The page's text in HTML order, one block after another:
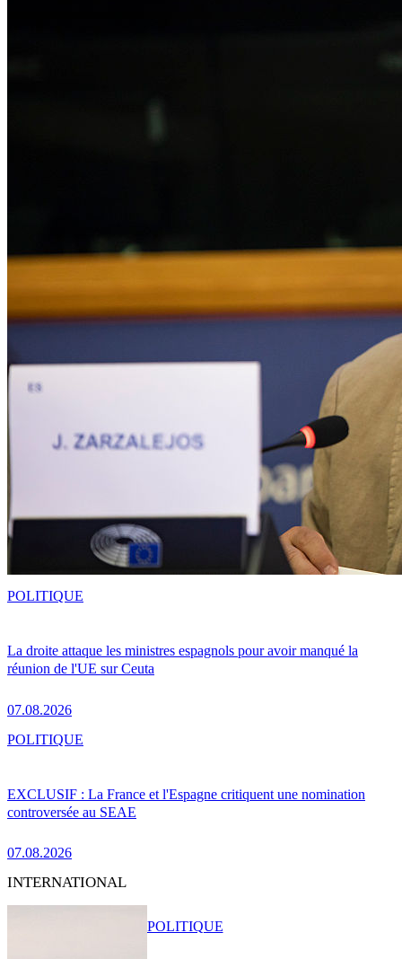
La droite attaque les ministres espagnols pour avoir manqué la
réunion de l'UE sur Ceuta
07.08.2026
POLITIQUE
EXCLUSIF : La France et l'Espagne critiquent une nomination
controversée au SEAE
07.08.2026
POLITIQUE
INTERNATIONAL
POLITIQUE